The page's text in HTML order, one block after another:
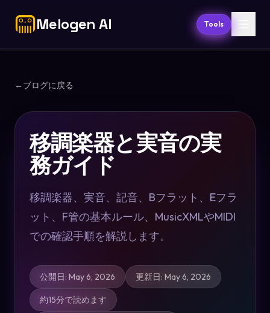
Melogen AI Tools
←ブログに戻る
移調楽器と実音の実
務ガイド
移調楽器、実音、記音、Bフラット、Eフラ
ット、F管の基本ルール、MusicXMLやMIDI
での確認手順を解説します。
公開日: May 6, 2026 更新日: May 6, 2026
約15分で読めます